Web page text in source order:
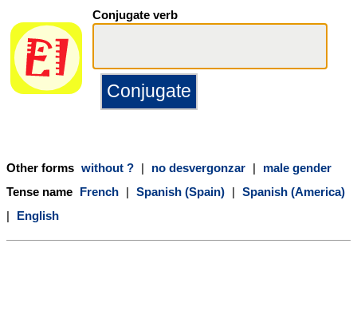
Conjugate verb
Other forms without ? | no desvergonzar |
male gender
Tense name French | Spanish (Spain) | Spanish (America)
|
English